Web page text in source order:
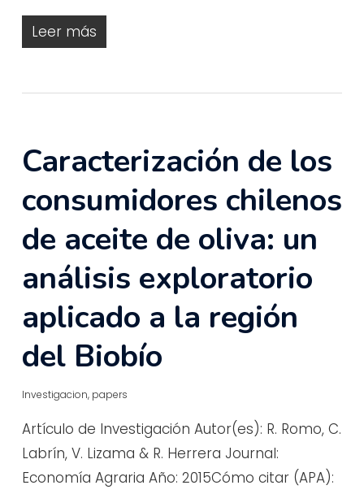
Leer más
Caracterización de los
consumidores chilenos
de aceite de oliva: un
análisis exploratorio
aplicado a la región
del Biobío
Investigacion, papers
Artículo de Investigación Autor(es): R. Romo, C.
Labrín, V. Lizama & R. Herrera Journal:
Economía Agraria Año: 2015Cómo citar (APA):